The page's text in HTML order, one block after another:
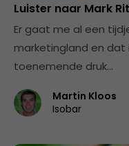
Luister naar Mark
Er gaat me al een
marketingland en
toenemende druk…
Martin Kloos
Isobar